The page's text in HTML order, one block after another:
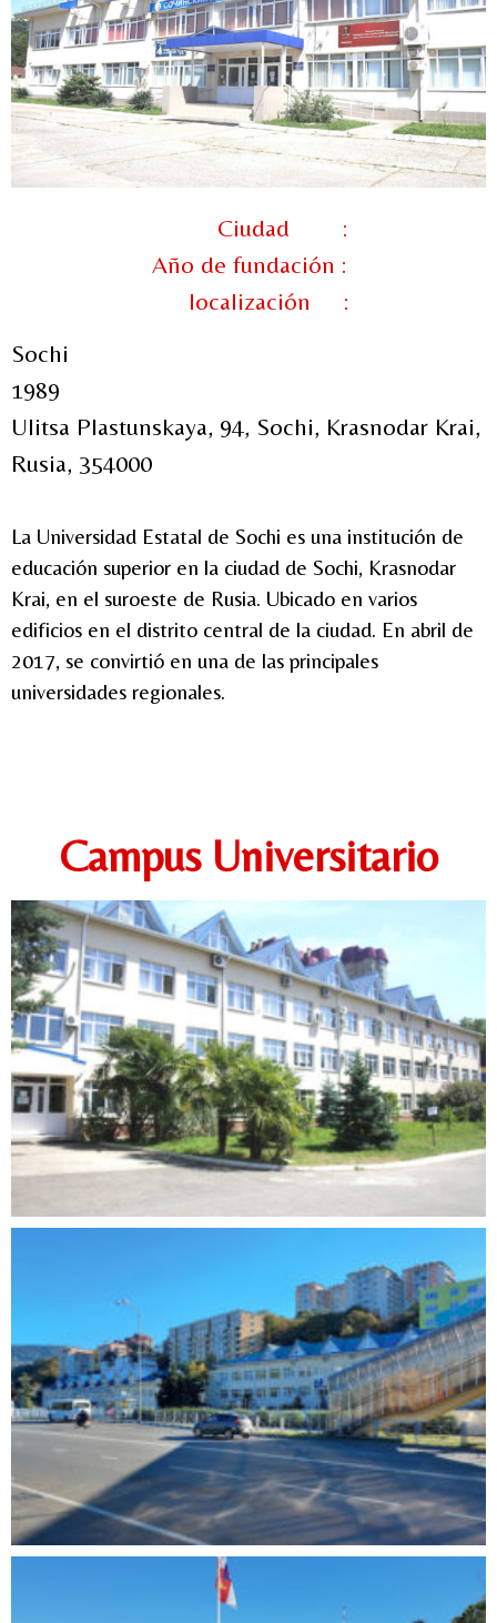
Ciudad :
Año de fundación :
localización :
Sochi
1989
Ulitsa Plastunskaya, 94, Sochi, Krasnodar Krai,
Rusia, 354000
La Universidad Estatal de Sochi es una institución de
educación superior en la ciudad de Sochi, Krasnodar
Krai, en el suroeste de Rusia. Ubicado en varios
edificios en el distrito central de la ciudad. En abril de
2017, se convirtió en una de las principales
universidades regionales.
Campus Universitario